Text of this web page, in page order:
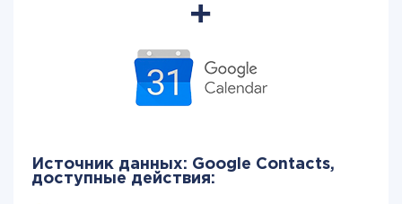
Источник данных: Google Contacts,
доступные действия: